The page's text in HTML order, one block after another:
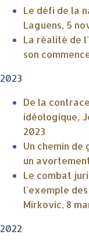
Le défi de la
Laguens, 5
La réalité de
son
2023
De la
idéologique,
2023
Un chemin
un
Le combat
l'exemple des
Mirkovic, 8
2022